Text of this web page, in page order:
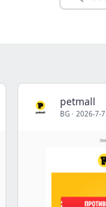
petmall
BG · 2026-7-7